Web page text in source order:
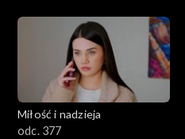
Miłość i nadzieja
odc. 377